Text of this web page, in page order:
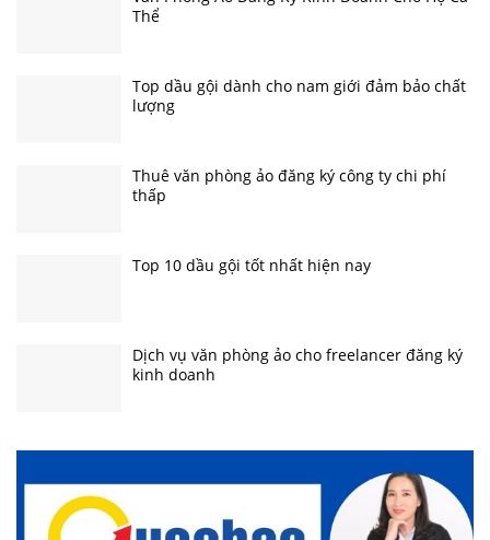
Thể
Top dầu gội dành cho nam giới đảm bảo chất
lượng
Thuê văn phòng ảo đăng ký công ty chi phí
thấp
Top 10 dầu gội tốt nhất hiện nay
Dịch vụ văn phòng ảo cho freelancer đăng ký
kinh doanh